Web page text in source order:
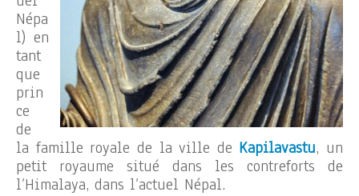
Népa
l) en
tant
que
prin
ce
de
la famille royale de la ville de Kapilavastu, un
petit royaume situé dans les contreforts de
l’Himalaya, dans l’actuel Népal.